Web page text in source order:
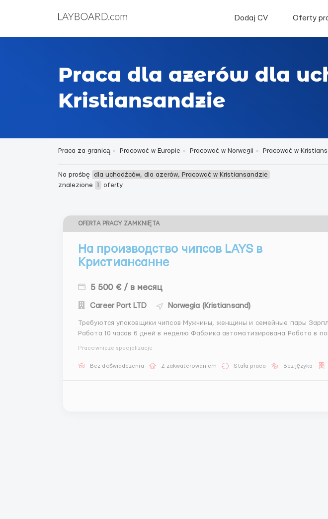
Dodaj CV Oferty
Praca dla azerów dla
Kristiansandzie
Praca za granicą Pracować w Europie Pracować w Norwegii Pracować w
Na prośbę dla uchodźców, dla azerów, Pracować w Kristiansandzie
znalezione
1 oferty
OFERTA PRACY ZAMKNIĘTA
На производство чипсов LAYS в
Кристиансанне
5 500 € / в месяц
Career Port LTD Norwegia (Kristiansand)
Требуются упаковщики чипсов Мужчины, женщины и семейные пары Зарплата: 23 евро в час
Работа 10 часов 6 дней в неделю Фабрика автоматизирована Работа в помещении, физически
Pracownicze specjalizacje
Bez doświadczenia Z zakwaterowaniem Stała praca Bez języka